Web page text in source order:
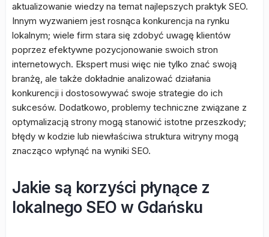
aktualizowanie wiedzy na temat najlepszych praktyk SEO.
Innym wyzwaniem jest rosnąca konkurencja na rynku
lokalnym; wiele firm stara się zdobyć uwagę klientów
poprzez efektywne pozycjonowanie swoich stron
internetowych. Ekspert musi więc nie tylko znać swoją
branżę, ale także dokładnie analizować działania
konkurencji i dostosowywać swoje strategie do ich
sukcesów. Dodatkowo, problemy techniczne związane z
optymalizacją strony mogą stanowić istotne przeszkody;
błędy w kodzie lub niewłaściwa struktura witryny mogą
znacząco wpłynąć na wyniki SEO.
Jakie są korzyści płynące z
lokalnego SEO w Gdańsku